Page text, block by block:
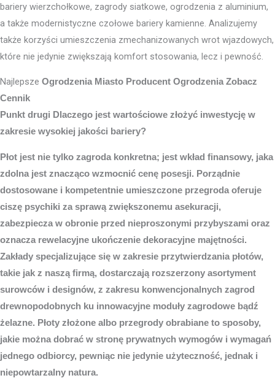
bariery wierzchołkowe, zagrody siatkowe, ogrodzenia z aluminium,
a także modernistyczne czołowe bariery kamienne. Analizujemy
także korzyści umieszczenia zmechanizowanych wrot wjazdowych,
które nie jedynie zwiększają komfort stosowania, lecz i pewność.
Najlepsze Ogrodzenia Miasto Producent Ogrodzenia Zobacz
Cennik
Punkt drugi Dlaczego jest wartościowe złożyć inwestycję w
zakresie wysokiej jakości bariery?
Płot jest nie tylko zagroda konkretna; jest wkład finansowy, jaka
zdolna jest znacząco wzmocnić cenę posesji. Porządnie
dostosowane i kompetentnie umieszczone przegroda oferuje
ciszę psychiki za sprawą zwiększonemu asekuracji,
zabezpiecza w obronie przed nieproszonymi przybyszami oraz
oznacza rewelacyjne ukończenie dekoracyjne majętności.
Zakłady specjalizujące się w zakresie przytwierdzania płotów,
takie jak z naszą firmą, dostarczają rozszerzony asortyment
surowców i designów, z zakresu konwencjonalnych zagrod
drewnopodobnych ku innowacyjne moduły zagrodowe bądź
żelazne. Płoty złożone albo przegrody obrabiane to sposoby,
jakie można dobrać w stronę prywatnych wymogów i wymagań
jednego odbiorcy, pewniąc nie jedynie użyteczność, jednak i
niepowtarzalny natura.